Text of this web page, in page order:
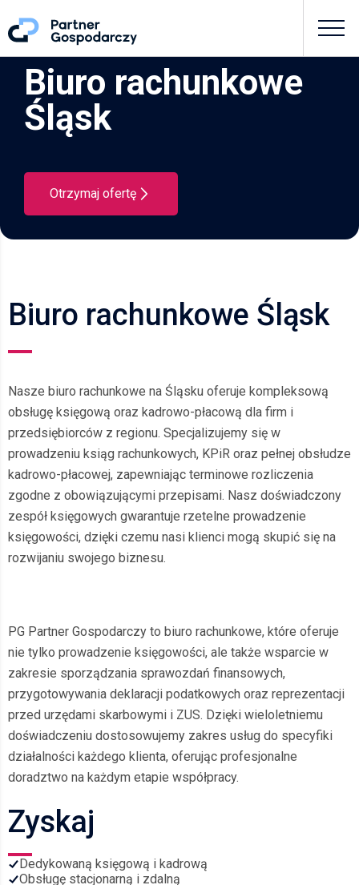
Biuro rachunkowe
Śląsk
Otrzymaj ofertę
Biuro rachunkowe Śląsk
Nasze biuro rachunkowe na Śląsku oferuje kompleksową
obsługę księgową oraz kadrowo-płacową dla firm i
przedsiębiorców z regionu. Specjalizujemy się w
prowadzeniu ksiąg rachunkowych, KPiR oraz pełnej obsłudze
kadrowo-płacowej, zapewniając terminowe rozliczenia
zgodne z obowiązującymi przepisami. Nasz doświadczony
zespół księgowych gwarantuje rzetelne prowadzenie
księgowości, dzięki czemu nasi klienci mogą skupić się na
rozwijaniu swojego biznesu.
PG Partner Gospodarczy to biuro rachunkowe, które oferuje
nie tylko prowadzenie księgowości, ale także wsparcie w
zakresie sporządzania sprawozdań finansowych,
przygotowywania deklaracji podatkowych oraz reprezentacji
przed urzędami skarbowymi i ZUS. Dzięki wieloletniemu
doświadczeniu dostosowujemy zakres usług do specyfiki
działalności każdego klienta, oferując profesjonalne
doradztwo na każdym etapie współpracy.
Zyskaj
Dedykowaną księgową i kadrową
Obsługę stacjonarną i zdalną